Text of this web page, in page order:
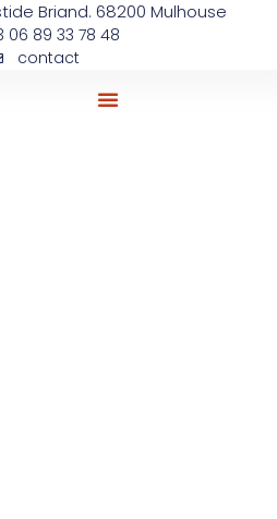
Briand. 68200 Mulhouse
06 89 33 78 48
contact